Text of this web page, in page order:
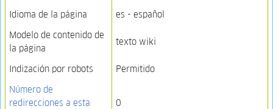
Idioma de la página
es - español
Modelo de contenido de
la página
texto wiki
Indización por robots
Permitido
Número de
redirecciones a esta
0